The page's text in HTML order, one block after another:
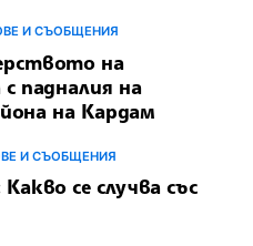
И СЪОБЩЕНИЯ
на
падналия на
на Кардам
И СЪОБЩЕНИЯ
се случва със